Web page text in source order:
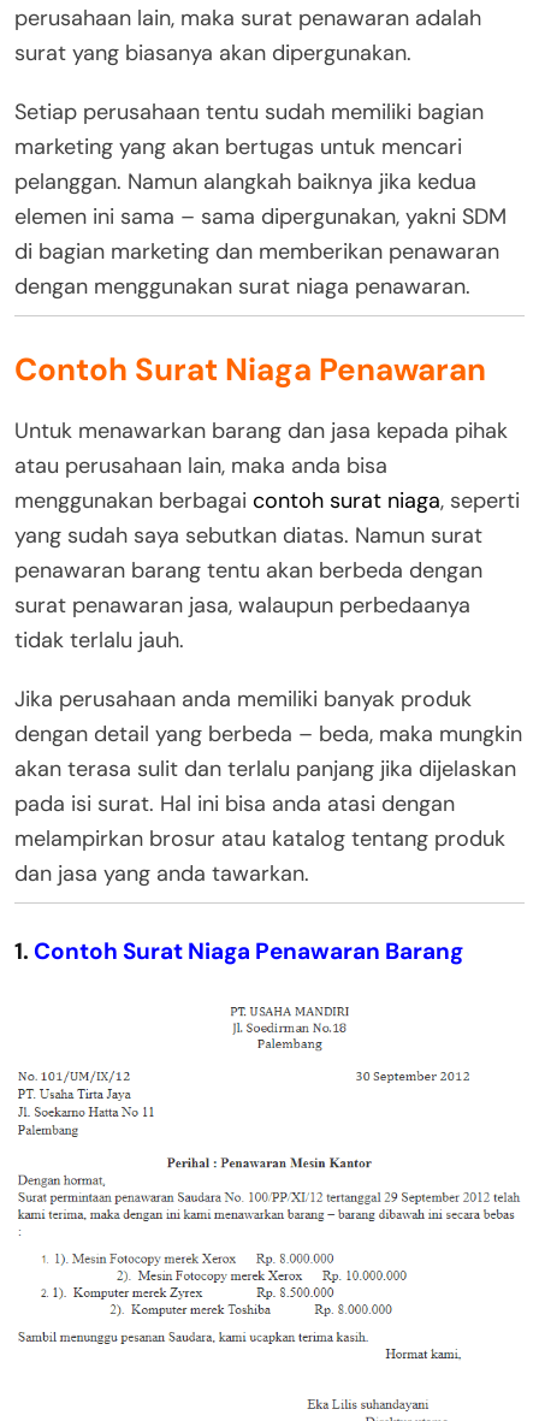
perusahaan lain, maka surat penawaran adalah
surat yang biasanya akan dipergunakan.
Setiap perusahaan tentu sudah memiliki bagian
marketing yang akan bertugas untuk mencari
pelanggan. Namun alangkah baiknya jika kedua
elemen ini sama – sama dipergunakan, yakni SDM
di bagian marketing dan memberikan penawaran
dengan menggunakan surat niaga penawaran.
Contoh Surat Niaga Penawaran
Untuk menawarkan barang dan jasa kepada pihak
atau perusahaan lain, maka anda bisa
menggunakan berbagai contoh surat niaga, seperti
yang sudah saya sebutkan diatas. Namun surat
penawaran barang tentu akan berbeda dengan
surat penawaran jasa, walaupun perbedaanya
tidak terlalu jauh.
Jika perusahaan anda memiliki banyak produk
dengan detail yang berbeda – beda, maka mungkin
akan terasa sulit dan terlalu panjang jika dijelaskan
pada isi surat. Hal ini bisa anda atasi dengan
melampirkan brosur atau katalog tentang produk
dan jasa yang anda tawarkan.
1. Contoh Surat Niaga Penawaran Barang